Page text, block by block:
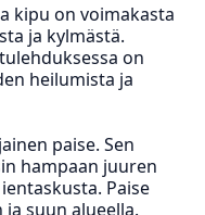
kipu on voimakasta
ja kylmästä.
on
heilumista ja
paise. Sen
hampaan juuren
Paise
suun alueella.